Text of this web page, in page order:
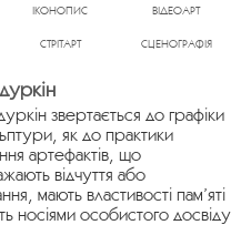
ІКОНОПИС ВІДЕОАРТ
СТРІТАРТ СЦЕНОГРАФІЯ
звертається до графіки
як до практики
артефактів, що
відчуття або
мають властивості пам’яті
носіями особистого досвіду